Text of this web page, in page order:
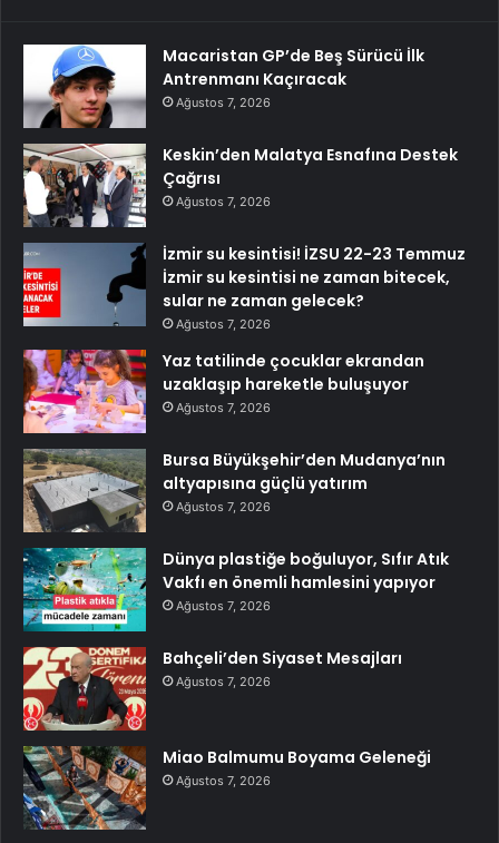
Macaristan GP’de Beş Sürücü İlk
Antrenmanı Kaçıracak
Ağustos 7, 2026
Keskin’den Malatya Esnafına Destek
Çağrısı
Ağustos 7, 2026
İzmir su kesintisi! İZSU 22-23 Temmuz
İzmir su kesintisi ne zaman bitecek,
sular ne zaman gelecek?
Ağustos 7, 2026
Yaz tatilinde çocuklar ekrandan
uzaklaşıp hareketle buluşuyor
Ağustos 7, 2026
Bursa Büyükşehir’den Mudanya’nın
altyapısına güçlü yatırım
Ağustos 7, 2026
Dünya plastiğe boğuluyor, Sıfır Atık
Vakfı en önemli hamlesini yapıyor
Ağustos 7, 2026
Bahçeli’den Siyaset Mesajları
Ağustos 7, 2026
Miao Balmumu Boyama Geleneği
Ağustos 7, 2026